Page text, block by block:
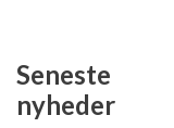
Seneste
nyheder